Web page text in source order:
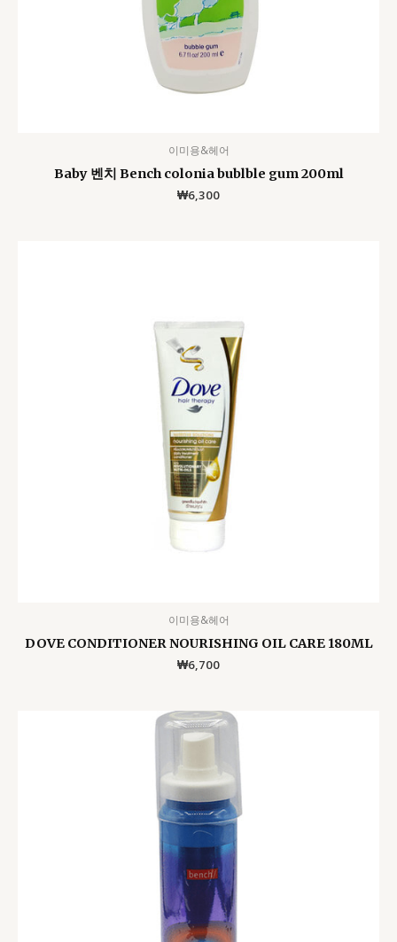
이미용&헤어
Baby 벤치 Bench colonia bublble gum 200ml
₩6,300
이미용&헤어
DOVE CONDITIONER NOURISHING OIL CARE 180ML
₩6,700